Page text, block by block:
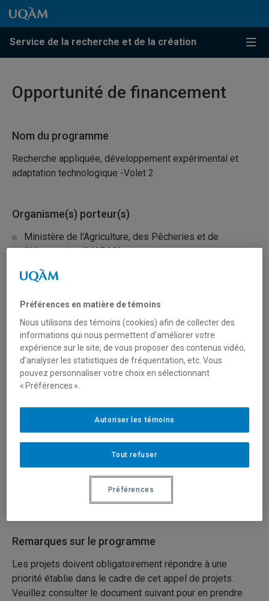
Passer au contenu
Accéder au menu principal
Accéder à la recherche
Passer au contenu
Accéder au menu principal
Service de la recherche et de la création
Menu
Opportunité de financement
Nom du programme
Recherche appliquée, développement expérimental et
adaptation technologique -Volet 2
Organisme(s) porteur(s)
Ministère de l'Agriculture, des Pêcheries et de
l'Alimentation (MAPAQ)
Secteur(s)
Sciences naturelles et mathématiques
Description du programme
L’objectif est d’accroître le développement de
connaissances appliquées en réponse aux enjeux du
secteur bioalimentaire du Québec et l’adaptation des
connaissances et des technologies existantes aux
conditions particulières de ce secteur.
Remarques sur le programme
Les projets doivent obligatoirement répondre à une
priorité établie dans le cadre de cet appel de projets.
Veuillez consulter le document suivant pour en prendre
Préférences en matière de témoins
Nous utilisons des témoins (cookies) afin de collecter des
informations qui nous permettent d’améliorer votre
expérience sur le site, de vous proposer des contenus vidéo,
d’analyser les statistiques de fréquentation, etc. Vous
pouvez personnaliser votre choix en sélectionnant
« Préférences ».
Tout refuser
Autoriser les témoins
Préférences